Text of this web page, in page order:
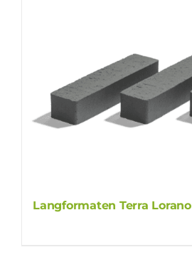
Langformaten Terra Lorano